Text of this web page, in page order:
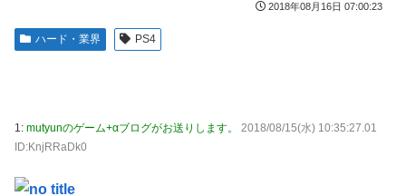
【緊急】お笑いジャングルポケット斉藤慎二被告に懲
役7年の求刑←これ…
New!
海外「全部日本の真似だったのか…」 日本の普通の
テレビ番組が最新SNSの数十年先を行っていたと話題に
New!
【悲報】コメ農家「高市総理には愛想尽かした」売値
は生産原価の半分以下に…肥料代や燃料代は高騰「今年でや
める」農家も
New!
【有能】政府「トラックはサービスエリア利用有料化
すればサボらず走るし流問題解決じゃね？」
ジャグラーやってる奴ってヤバいの多すぎじゃね？？？
2018年08月16日 07:00:23
ハード・業界 PS4
1: mutyunのゲーム+αブログがお送りします。
2018/08/15(水) 10:35:27.01
ID:KnjRRaDk0